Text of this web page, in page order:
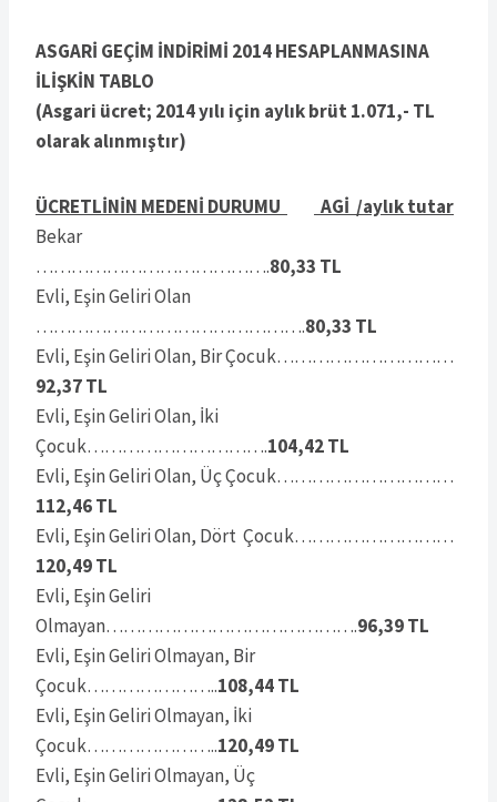
ASGARİ GEÇİM İNDİRİMİ 2014 HESAPLANMASINA
İLİŞKİN TABLO
(Asgari ücret; 2014 yılı için aylık brüt 1.071,- TL
olarak alınmıştır)
ÜCRETLİNİN MEDENİ DURUMU
AGİ /aylık tutar
Bekar
………………………………….80,33 TL
Evli, Eşin Geliri Olan
……………………………………….80,33 TL
Evli, Eşin Geliri Olan, Bir Çocuk…………………………
92,37 TL
Evli, Eşin Geliri Olan, İki
Çocuk………………………….104,42 TL
Evli, Eşin Geliri Olan, Üç Çocuk…………………………
112,46 TL
Evli, Eşin Geliri Olan, Dört Çocuk………………………
120,49 TL
Evli, Eşin Geliri
Olmayan…………………………………….96,39 TL
Evli, Eşin Geliri Olmayan, Bir
Çocuk…………………..108,44 TL
Evli, Eşin Geliri Olmayan, İki
Çocuk…………………..120,49 TL
Evli, Eşin Geliri Olmayan, Üç